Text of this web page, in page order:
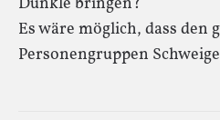
Es wäre möglich, dass den
Personengruppen